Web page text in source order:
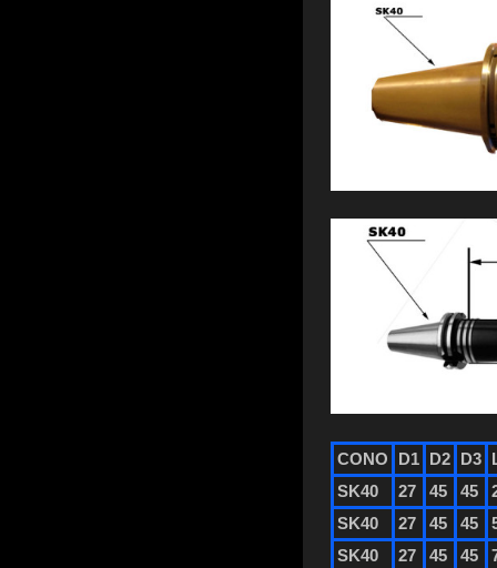
CONO D1 D2 D3
SK40
27 45 45
SK40
27 45 45
SK40
27 45 45